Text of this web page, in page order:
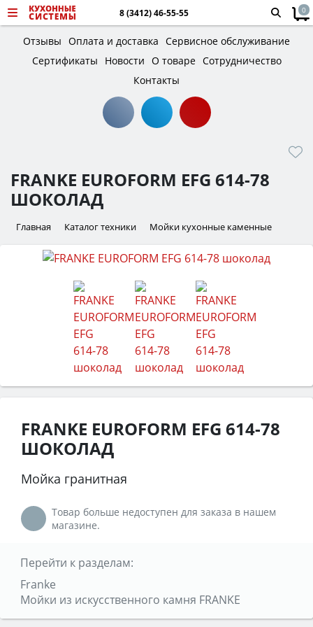
8 (3412) 46-55-55 0
Отзывы Оплата и доставка Сервисное обслуживание
Сертификаты
Новости О товаре Сотрудничество
Контакты
FRANKE EUROFORM EFG 614-78
ШОКОЛАД
Главная Каталог техники Мойки кухонные каменные
FRANKE EUROFORM EFG 614-78
ШОКОЛАД
Мойка гранитная
Товар больше недоступен для заказа в нашем
магазине.
Перейти к разделам:
Franke
Мойки из искусственного камня FRANKE